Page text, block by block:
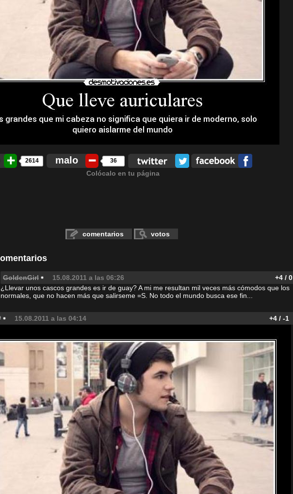
2614 malo 36
Colócalo en tu página
comentarios votos
GoldenGirl 15.08.2011 a las 06:26
+4 / 0
¿Llevar unos cascos grandes es ir de guay? A mi me resultan mil veces más cómodos que los
normales, que no hacen más que salirseme =S. No todo el mundo busca ese fin...
15.08.2011 a las 04:14 +4 / -1